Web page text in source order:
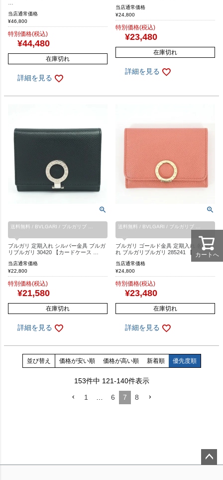
当店通常価格
¥46,800
特別価格(税込)
¥44,480
在庫切れ
詳細を見る
当店通常価格
¥24,800
特別価格(税込)
¥23,480
在庫切れ
詳細を見る
送料無料 / BVLGARI / ブルガリブ …
ブルガリ 定期入れ シルバー金具 ブルガ
リブルガリ 30420 【カードケース …
当店通常価格
¥22,800
特別価格(税込)
¥21,580
在庫切れ
詳細を見る
送料無料 / BVLGARI / ブルガリブ …
ブルガリ ゴールド金具 定期入れ 名刺入
れ ブルガリブルガリ 285241 【 …
当店通常価格
¥24,800
特別価格(税込)
¥23,480
在庫切れ
詳細を見る
並び替え 価格が安い順 価格が高い順 新着順 優先度順
153件中 121-140件表示
1 6 7 8
カートへ